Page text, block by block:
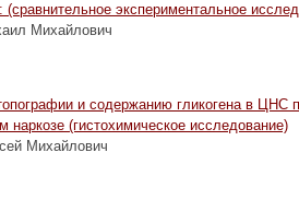
(сравнительное экспериментальное
Михайлович
и содержанию гликогена в ЦНС
наркозе (гистохимическое исследование)
Михайлович